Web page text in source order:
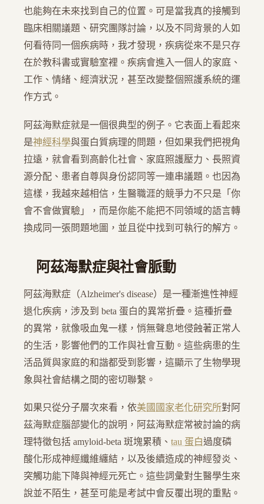
也能夠在未來找到自己的位置。可是當我真的接觸到
臨床相關議題、研究團隊討論，以及不同背景的人如
何看待同一個疾病時，我才發現，疾病從來不是只存
在於教科書或實驗室裡。疾病會進入一個人的家庭、
工作、情緒、經濟狀況，甚至改變整個照護系統的運
作方式。
阿茲海默症就是一個很典型的例子。它表面上看起來
是神經科學與蛋白質病理的問題，但如果我們把視角
拉遠，就會看到高齡化社會、家庭照護壓力、長照資
源分配、患者自尊與身份認同等一連串議題。也因為
這樣，我越來越相信，生醫職涯的競爭力不只是「你
會不會做實驗」，而是你能不能把不同領域的語言轉
換成同一張問題地圖，並且從中找到可執行的解方。
阿茲海默症與社會脈動
阿茲海默症（Alzheimer's disease）是一種漸進性神經
退化疾病，涉及到 beta 蛋白的異常折疊。這種折疊
的異常，就像吸血鬼一樣，悄無聲息地侵蝕著正常人
的生活，影響他們的工作與社會互動。這些病患的生
活品質與家庭的和諧都受到影響，這顯示了生物學現
象與社會結構之間的密切聯繫。
如果只從分子層次來看，依美國國家老化研究所對阿
茲海默症腦部變化的說明，阿茲海默症常被討論的病
理特徵包括 amyloid-beta 斑塊累積、 tau 蛋白過度磷
酸化形成神經纖維纏結，以及後續造成的神經發炎、
突觸功能下降與神經元死亡。這些詞彙對生醫學生來
說並不陌生，甚至可能是考試中會反覆出現的重點。